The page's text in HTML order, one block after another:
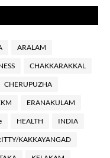
ARALAM
CHAKKARAKKAL
CHERUPUZHA
ERANAKULAM
HEALTH INDIA
KAKKAYANGAD